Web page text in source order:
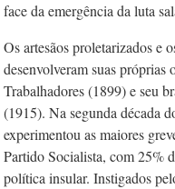
face da emergência da luta
Os artesãos proletarizados e
desenvolveram suas próprias
Trabalhadores (1899) e seu
(1915). Na segunda década
experimentou as maiores
Partido Socialista, com 25%
política insular. Instigados